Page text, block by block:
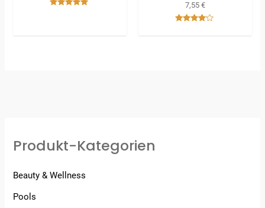
7,55 €
Produkt-Kategorien
Beauty & Wellness
Pools